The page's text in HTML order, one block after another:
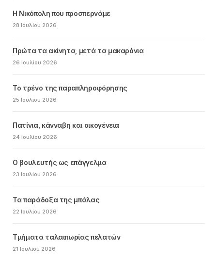
Η Νικόπολη που προσπερνάμε
28 Ιουλίου 2026
Πρώτα τα ακίνητα, μετά τα μακαρόνια
26 Ιουλίου 2026
Το τρένο της παραπληροφόρησης
25 Ιουλίου 2026
Πατίνια, κάνναβη και οικογένεια
24 Ιουλίου 2026
Ο βουλευτής ως επάγγελμα
23 Ιουλίου 2026
Τα παράδοξα της μπάλας
22 Ιουλίου 2026
Τμήματα ταλαιπωρίας πελατών
21 Ιουλίου 2026